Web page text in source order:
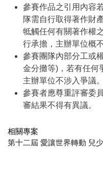
參賽作品之引用內容
隊需自行取得著作財
牴觸任何有關著作權
行承擔，主辦單位概
參賽團隊內部分工或
金分攤等)，若有任何
主辦單位不涉入爭議。
參賽者應尊重評審委
審結果不得有異議。
相關專案
第十二屆 愛讓世界轉動 兒